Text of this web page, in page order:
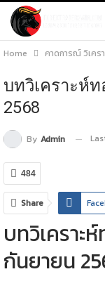
Home คาดการณ์ วิเคร
บทวิเคราะห์
2568
By Admin
484
Share
บทวิเคราะ
กันยายน